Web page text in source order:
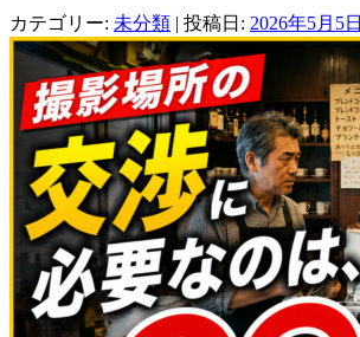
ー
カテゴリー: 未分類 | 投稿日: 2026年5月5日